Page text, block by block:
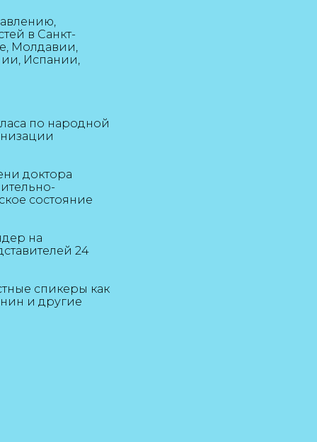
в Санкт-
Молдавии,
Испании,
по народной
доктора
состояние
на
24
спикеры как
и другие